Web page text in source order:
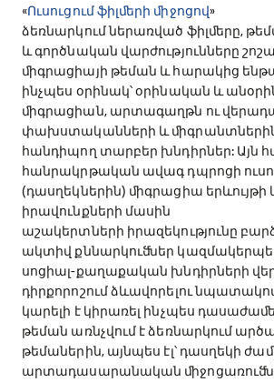
«Ուսուցում ֆիլﬔրի ﬕջոցով»
ձեռնարկում ներառված ֆիլﬔրը,
և գործնական վարժությունները
ﬕգրացիայի թեման և հարակից
ինչպես օրինակ՝ օրինական և
ﬕգրացիան, արտագաղթն ու
փախստականների և
հանդիպող տարբեր խնդիրներ: Այն
հանրակրթական ավագ դպրոցի
(դասղեկներին) ﬕգրացիա երևույթի
իրավունքների մասին
աշակերտների իրազեկությունը
ակտիվ քննարկուﬓեր
սոցիալ-քաղաքական խնդիրների
դիրքորոշում ձևավորելու
կարելի է կիրառել ինչպես
թեման առնչվում է ձեռնարկում
թեմաներին, այնպես էլ՝ դասղեկի
արտադասարանական